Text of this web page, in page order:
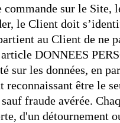
commande sur le
le Client doit
au Client de ne
DONNEES
sur les données, en
reconnaissant être le
sauf fraude avérée.
d'un détournement